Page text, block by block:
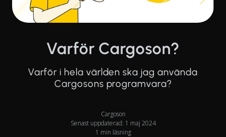
Varför Cargoson?
Varför i hela världen ska jag använda
Cargosons programvara?
Cargoson
Senast uppdaterad: 1 maj 2024
1 min läsning